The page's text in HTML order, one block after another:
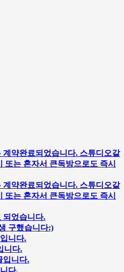
계약완료되었습니다. 스튜디오같
또는 혼자서 큰독방으로도 즉시
계약완료되었습니다. 스튜디오같
또는 혼자서 큰독방으로도 즉시
되었습니다.
구했습니다:)
니다.
니다.
입니다.